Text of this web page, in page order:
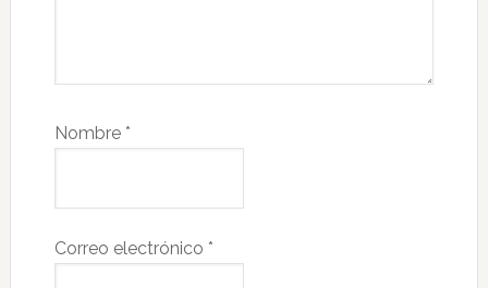
Nombre *
Correo electrónico *